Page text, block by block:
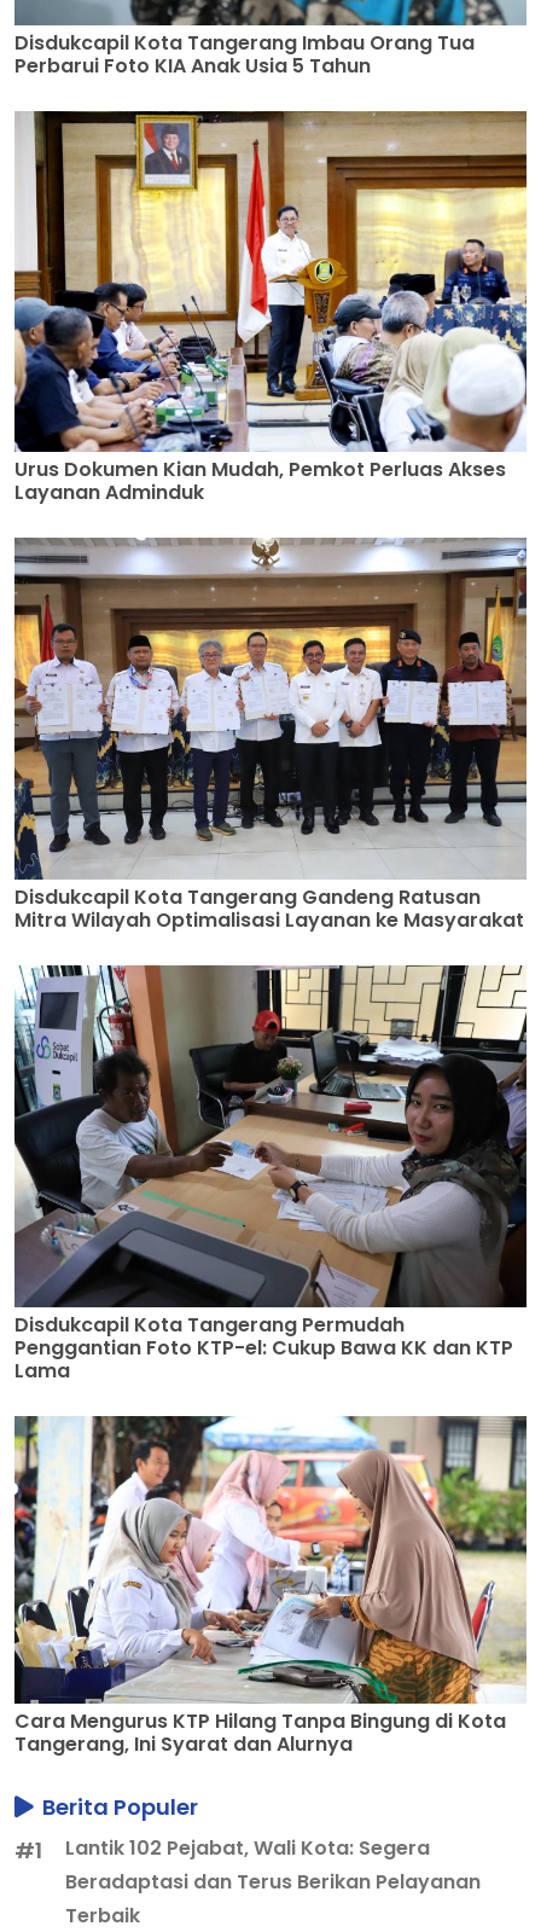
Disdukcapil Kota Tangerang Imbau Orang Tua
Perbarui Foto KIA Anak Usia 5 Tahun
Urus Dokumen Kian Mudah, Pemkot Perluas Akses
Layanan Adminduk
Disdukcapil Kota Tangerang Gandeng Ratusan
Mitra Wilayah Optimalisasi Layanan ke Masyarakat
Disdukcapil Kota Tangerang Permudah
Penggantian Foto KTP-el: Cukup Bawa KK dan KTP
Lama
Cara Mengurus KTP Hilang Tanpa Bingung di Kota
Tangerang, Ini Syarat dan Alurnya
Berita Populer
#1
Lantik 102 Pejabat, Wali Kota: Segera
Beradaptasi dan Terus Berikan Pelayanan
Terbaik